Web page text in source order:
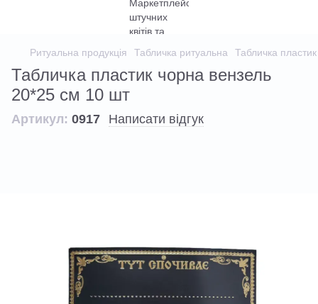
Ритуальна продукція Табличка ритуальна Табличка
Табличка пластик чорна вензель
20*25 см 10 шт
Артикул: 0917 Написати відгук